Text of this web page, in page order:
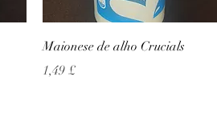
Maionese de alho Crucials
Preço
1,49 £